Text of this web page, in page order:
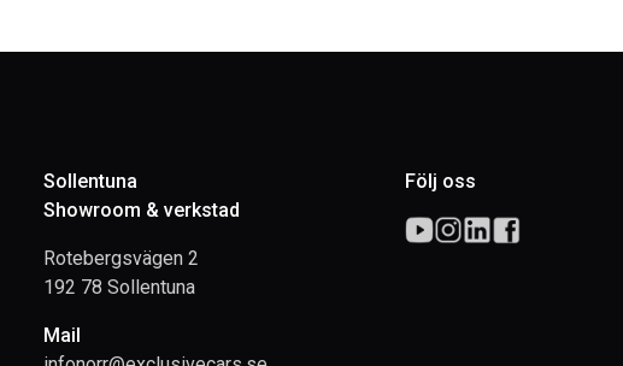
Sollentuna
Showroom & verkstad
Rotebergsvägen 2
192 78 Sollentuna
Mail
Följ oss